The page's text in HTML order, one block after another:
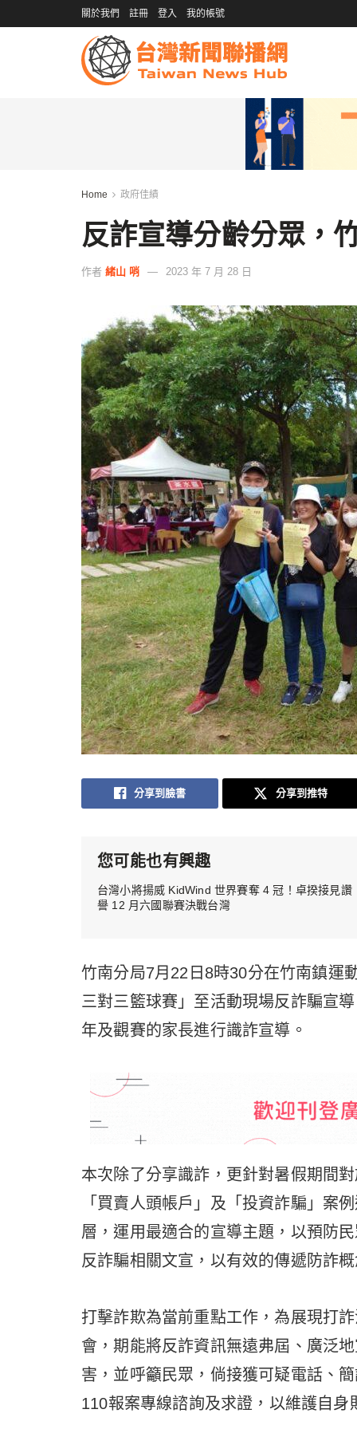
關於我們 註冊 登入 我的帳號
Home 政府佳績
反詐宣導分齡分眾，
作者 緒山 哨 2023 年 7 月 28 日
分享到臉書 分享到推特
您可能也有興趣
台灣小將揚威 KidWind 世界賽奪 4 冠！卓揆接見讚
譽 12 月六國聯賽決戰台灣
竹南分局7月22日8時30分在竹南鎮運
三對三籃球賽」至活動現場反詐騙宣
年及觀賽的家長進行識詐宣導。
本次除了分享識詐，更針對暑假期間
「買賣人頭帳戶」及「投資詐騙」案
層，運用最適合的宣導主題，以預防
反詐騙相關文宣，以有效的傳遞防詐概
打擊詐欺為當前重點工作，為展現打
會，期能將反詐資訊無遠弗屆、廣泛
害，並呼籲民眾，倘接獲可疑電話、
110報案專線諮詢及求證，以維護自身